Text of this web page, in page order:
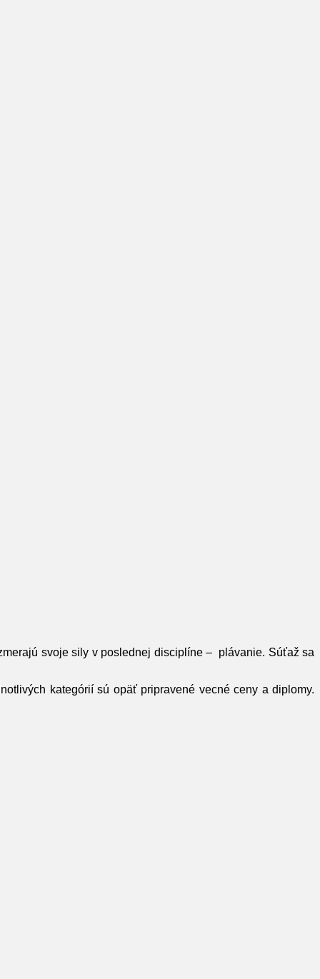
svoje sily v poslednej disciplíne – plávanie. Súťaž sa
kategórií sú opäť pripravené vecné ceny a diplomy.